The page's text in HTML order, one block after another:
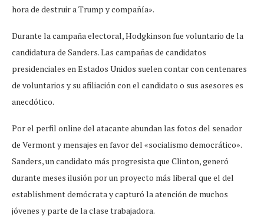
hora de destruir a Trump y compañía».
Durante la campaña electoral, Hodgkinson fue voluntario de la
candidatura de Sanders. Las campañas de candidatos
presidenciales en Estados Unidos suelen contar con centenares
de voluntarios y su afiliación con el candidato o sus asesores es
anecdótico.
Por el perfil online del atacante abundan las fotos del senador
de Vermont y mensajes en favor del «socialismo democrático».
Sanders, un candidato más progresista que Clinton, generó
durante meses ilusión por un proyecto más liberal que el del
establishment demócrata y capturó la atención de muchos
jóvenes y parte de la clase trabajadora.